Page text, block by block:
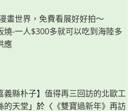
畫世界，免費看展好好拍～
燒-一人$300多就可以吃到海陸多
應
義縣朴子】值得再三回訪的北歐工
的天堂 」於〈 《雙寶過新年》再訪